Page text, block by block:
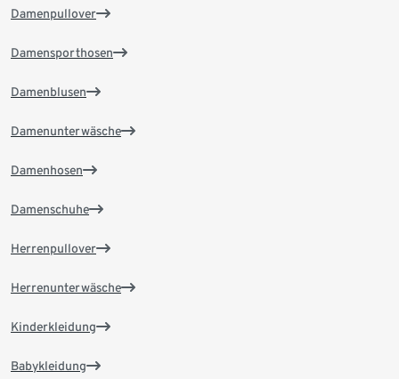
Damenpullover
Damensporthosen
Damenblusen
Damenunterwäsche
Damenhosen
Damenschuhe
Herrenpullover
Herrenunterwäsche
Kinderkleidung
Babykleidung